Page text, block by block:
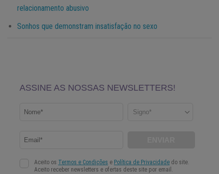
relacionamento abusivo
Sonhos que demonstram insatisfação no sexo